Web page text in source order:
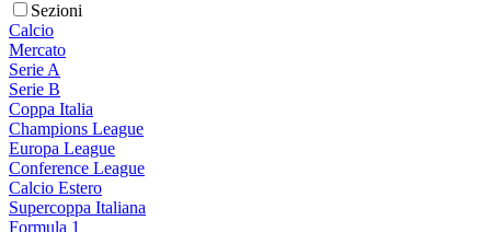
Sezioni
Calcio
Mercato
Serie A
Serie B
Coppa Italia
Champions League
Europa League
Conference League
Calcio Estero
Supercoppa Italiana
Formula 1